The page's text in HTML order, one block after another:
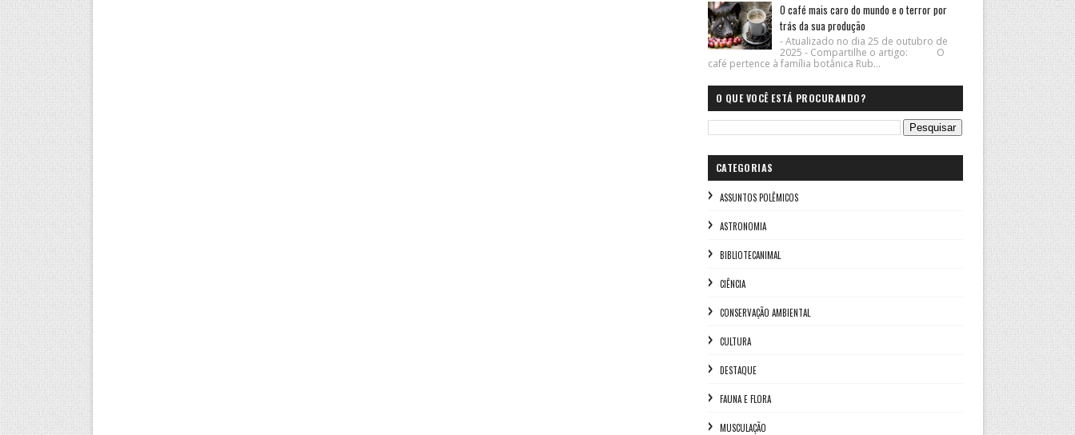
O café mais caro do mundo e o terror por
trás da sua produção
- Atualizado no dia 25 de outubro de
2025 - Compartilhe o artigo: O
café pertence à família botânica Rub...
O QUE VOCÊ ESTÁ PROCURANDO?
CATEGORIAS
ASSUNTOS POLÊMICOS
ASTRONOMIA
BIBLIOTECANIMAL
CIÊNCIA
CONSERVAÇÃO AMBIENTAL
CULTURA
DESTAQUE
FAUNA E FLORA
MUSCULAÇÃO